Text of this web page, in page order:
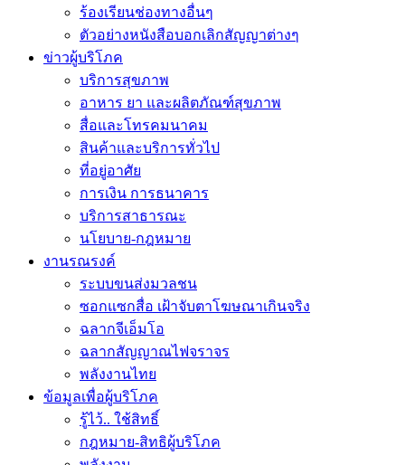
ร้องเรียนช่องทางอื่นๆ
ตัวอย่างหนังสือบอกเลิกสัญญาต่างๆ
ข่าวผู้บริโภค
บริการสุขภาพ
อาหาร ยา และผลิตภัณฑ์สุขภาพ
สื่อและโทรคมนาคม
สินค้าและบริการทั่วไป
ที่อยู่อาศัย
การเงิน การธนาคาร
บริการสาธารณะ
นโยบาย-กฎหมาย
งานรณรงค์
ระบบขนส่งมวลชน
ซอกแซกสื่อ เฝ้าจับตาโฆษณาเกินจริง
ฉลากจีเอ็มโอ
ฉลากสัญญาณไฟจราจร
พลังงานไทย
ข้อมูลเพื่อผู้บริโภค
รู้ไว้.. ใช้สิทธิ์
กฎหมาย-สิทธิผู้บริโภค